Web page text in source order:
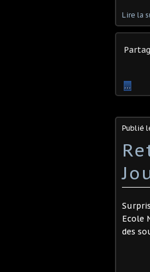
Lire la
…
Publié
Ecole
des